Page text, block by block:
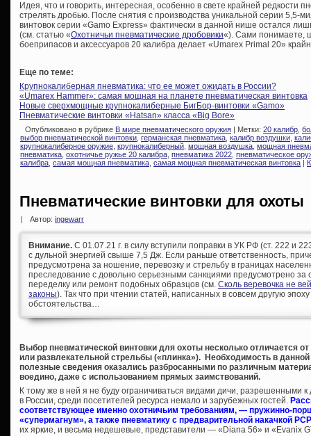
Идея, что и говорить, интересная, особенно в свете крайней редкости
стрелять дробью. После снятия с производства уникальной серии
винтовок серии «Gamo Express» фактически в данной нише остался
(см. статью «Охотничьи пневматические дробовики«). Сами понимаете,
боеприпасов и аксессуаров 20 калибра делает «Umarex Primal 20»
Еще по теме:
Крупнокалиберная пневматика: что ее может ожидать в России?
«Umarex Hammer»: самая мощная на планете пневматическая винтовка
Новые сверхмощные крупнокалиберные БигБор-винтовки «Gamo»
Пневматические винтовки «Hatsan» класса «Big Bore»
Опубликовано в рубрике В мире пневматического оружия | Метки: 20 калибр
выбор пневматической винтовки германская пневматика калибр воздушки
крупнокалиберное оружие крупнокалиберный мощная воздушка мощная
пневматика охотничье ружье 20 калибра пневматика 2022 пневматическое
калибра самая мощная пневматика самая мощная пневматическая винтовка
Пневматические винтовки для охоты
| Автор: ingewarr
Внимание. С 01.07.21 г. в силу вступили поправки в УК РФ (ст. 222 и
с дульной энергией свыше 7,5 Дж. Если раньше ответственность,
предусмотрена за ношение, перевозку и стрельбу в границах
преследование с довольно серьезными санкциями предусмотрено за
переделку или ремонт подобных образцов (см. Сколь веревочка не
законы). Так что при чтении статей, написанных в совсем другую
обстоятельства…
Выбор пневматической винтовки для охоты несколько отличается
или развлекательной стрельбы («плинка»). Необходимость в данной
полезные сведения оказались разбросанными по различным
воедино, даже с использованием прямых заимствований.
К тому же в ней я не буду ограничиваться видами дичи, разрешенными
в России, среди посетителей ресурса немало и зарубежных гостей.
соответствующее именно охотничьим требованиям, — пружинно-
«супермагнум», а также пневматику с предварительной накачкой
их яркие, и весьма недешевые, представители — «Diana 56» и «Evanix